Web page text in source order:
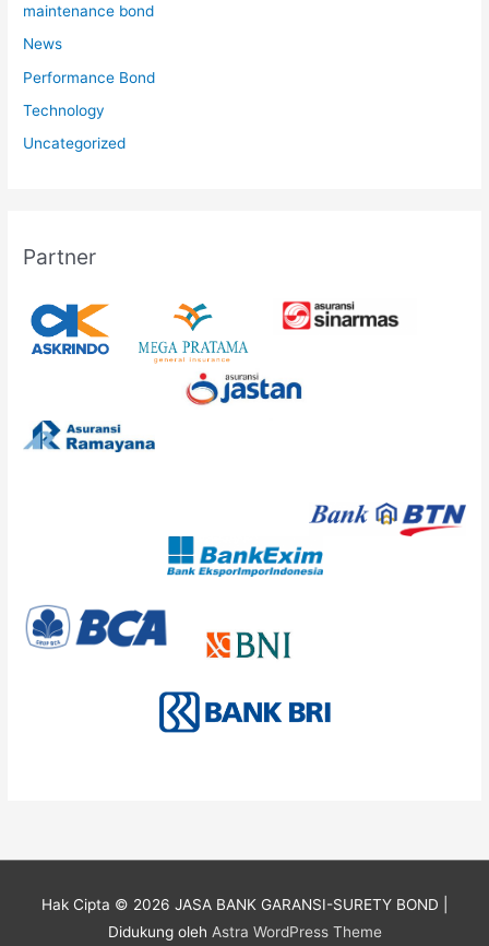
maintenance bond
News
Performance Bond
Technology
Uncategorized
Partner
Hak Cipta © 2026 JASA BANK GARANSI-SURETY BOND
Didukung oleh Astra WordPress Theme